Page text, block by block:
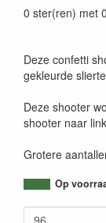
0 ster(ren) met
Deze confetti
gekleurde
Deze shooter
shooter naar
Grotere
Op